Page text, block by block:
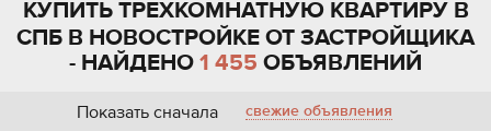
КУПИТЬ ТРЕХКОМНАТНУЮ КВАРТИРУ В
СПБ В НОВОСТРОЙКЕ ОТ ЗАСТРОЙЩИКА
- НАЙДЕНО 1 455 ОБЪЯВЛЕНИЙ
Показать сначала свежие объявления